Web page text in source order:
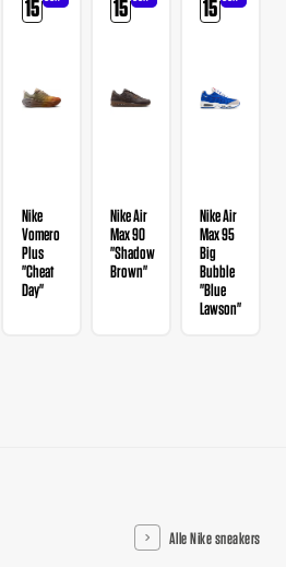
15
Nike
Vomero
Plus
"Cheat
Day"
15
Nike Air
Max 90
"Shadow
Brown"
15
Nike Air
Max 95
Big
Bubble
"Blue
Lawson"
Alle Nike sneakers